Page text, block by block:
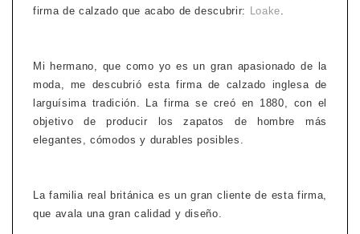
firma de calzado que acabo de descubrir: Loake.
Mi hermano, que como yo es un gran apasionado de la
moda, me descubrió esta firma de calzado inglesa de
larguísima tradición. La firma se creó en 1880, con el
objetivo de producir los zapatos de hombre más
elegantes, cómodos y durables posibles.
La familia real británica es un gran cliente de esta firma,
que avala una gran calidad y diseño.